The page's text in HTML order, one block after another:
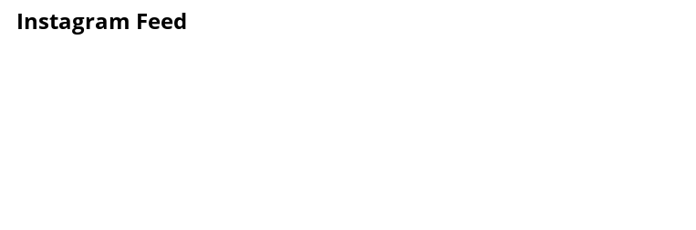
Instagram Feed